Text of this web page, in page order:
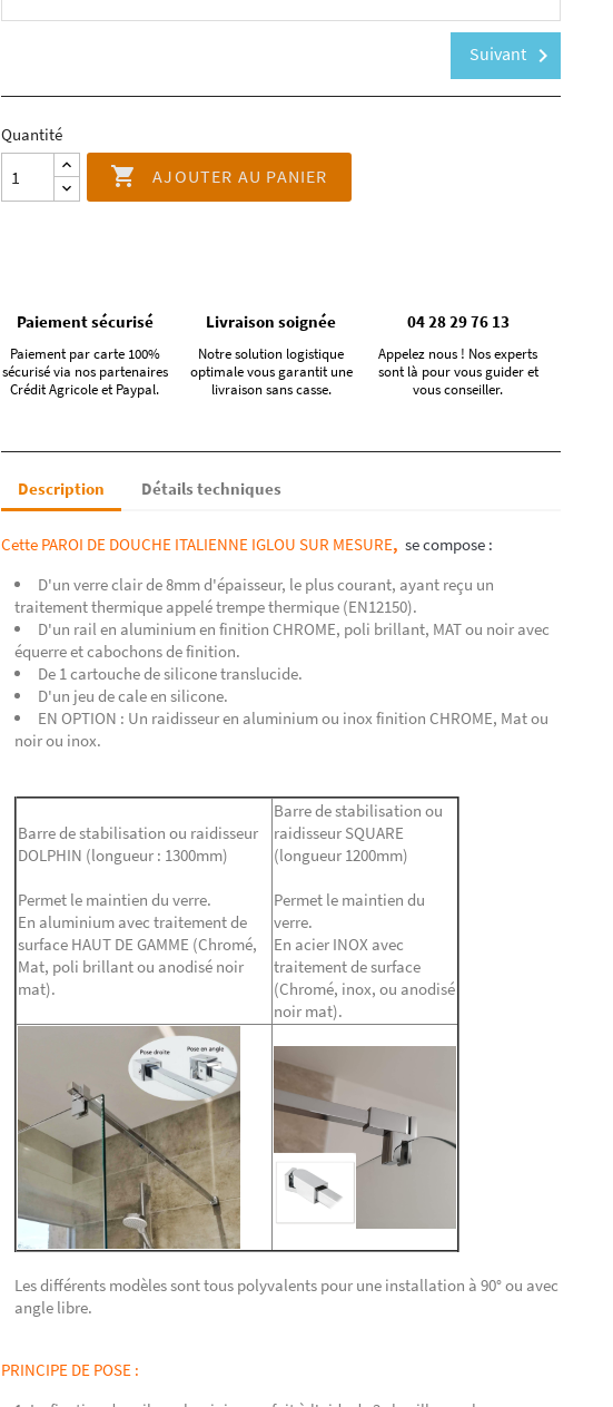
Suivant chevron_right
Quantité
 AJOUTER AU PANIER
Paiement sécurisé
Paiement par carte 100%
sécurisé via nos partenaires
Crédit Agricole et Paypal.
Livraison soignée
Notre solution logistique
optimale vous garantit une
livraison sans casse.
04 28 29 76 13
Appelez nous ! Nos experts
sont là pour vous guider et
vous conseiller.
Description Détails techniques
Cette PAROI DE DOUCHE ITALIENNE IGLOU SUR MESURE, se compose :
D'un verre clair de 8mm d'épaisseur, le plus courant, ayant reçu un
traitement thermique appelé trempe thermique (EN12150).
D'un rail en aluminium en finition CHROME, poli brillant, MAT ou noir avec
équerre et cabochons de finition.
De 1 cartouche de silicone translucide.
D'un jeu de cale en silicone.
EN OPTION : Un raidisseur en aluminium ou inox finition CHROME, Mat ou
noir ou inox.
Barre de stabilisation ou raidisseur
DOLPHIN (longueur : 1300mm)
Permet le maintien du verre.
En aluminium avec traitement de
surface HAUT DE GAMME (Chromé,
Mat, poli brillant ou anodisé noir
mat).
Barre de stabilisation ou
raidisseur SQUARE
(longueur 1200mm)
Permet le maintien du
verre.
En acier INOX avec
traitement de surface
(Chromé, inox, ou anodisé
noir mat).
Les différents modèles sont tous polyvalents pour une installation à 90° ou avec
angle libre.
PRINCIPE DE POSE :